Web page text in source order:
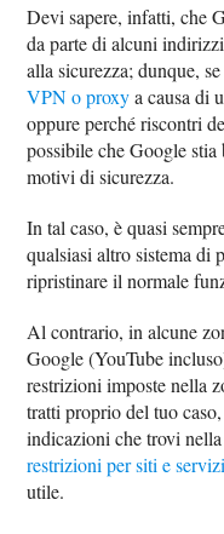
Devi sapere, infatti, che
da parte di alcuni
alla sicurezza; dunque,
VPN o proxya causa di
oppure perché riscontri
possibile che Google
motivi di sicurezza.
In tal caso, è quasi
qualsiasi altro sistema di
ripristinare il normale
Al contrario, in alcune
Google (YouTube
restrizioni imposte nella
tratti proprio del tuo
indicazioni che trovi
restrizioni per siti e
utile.